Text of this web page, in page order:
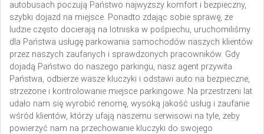
autobusach poczują Państwo najwyższy komfort i bezpieczny,
szybki dojazd na miejsce. Ponadto zdając sobie sprawę, że
ludzie często docierają na lotniska w pośpiechu, uruchomiliśmy
dla Państwa usługę parkowania samochodów naszych klientów
przez naszych zaufanych i sprawdzonych pracowników. Gdy
dojadą Państwo do naszego parkingu, nasz agent przywita
Państwa, odbierze wasze kluczyki i odstawi auto na bezpieczne,
strzeżone i kontrolowanie miejsce parkingowe. Na przestrzeni lat
udało nam się wyrobić renomę, wysoką jakość usług i zaufanie
wśród klientów, którzy ufają naszemu serwisowi na tyle, żeby
powierzyć nam na przechowanie kluczyki do swojego